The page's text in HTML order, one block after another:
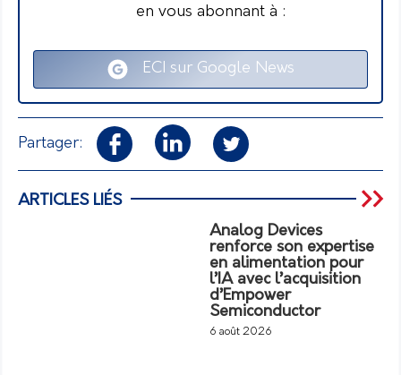
en vous abonnant à :
ECI sur Google News
Partager:
ARTICLES LIÉS
Analog Devices
renforce son expertise
en alimentation pour
l’IA avec l’acquisition
d’Empower
Semiconductor
6 août 2026